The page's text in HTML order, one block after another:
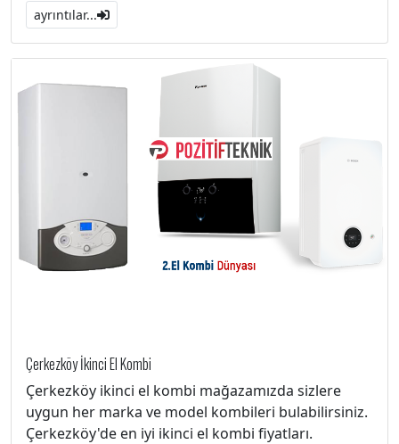
ayrıntılar...
Çerkezköy İkinci El Kombi
Çerkezköy ikinci el kombi mağazamızda sizlere
uygun her marka ve model kombileri bulabilirsiniz.
Çerkezköy'de en iyi ikinci el kombi fiyatları.